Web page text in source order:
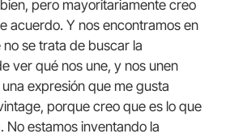
pero mayoritariamente creo
acuerdo. Y nos encontramos en
se trata de buscar la
ver qué nos une, y nos unen
expresión que me gusta
porque creo que es lo que
No estamos inventando la